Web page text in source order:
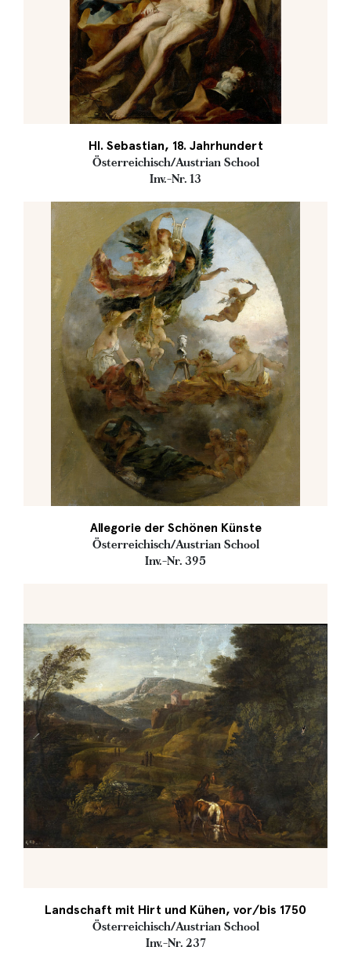
Hl. Sebastian, 18. Jahrhundert
Österreichisch/Austrian School
Inv.-Nr. 13
Allegorie der Schönen Künste
Österreichisch/Austrian School
Inv.-Nr. 395
Landschaft mit Hirt und Kühen, vor/bis 1750
Österreichisch/Austrian School
Inv.-Nr. 237